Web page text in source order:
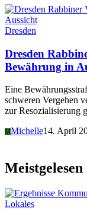
Dresden
Dresden
Bewährung in
Eine
schweren Vergehen
zur Resozialisierung
MMichelle14. April
Meistgelesen
Lokales